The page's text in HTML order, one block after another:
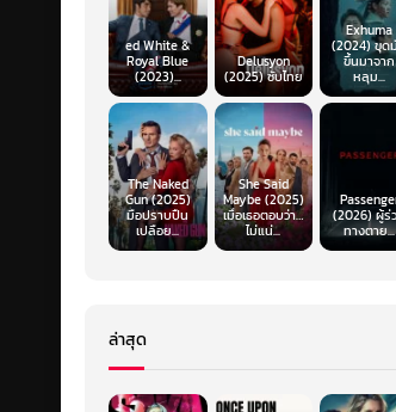
ed White &
Royal Blue
(2023)...
Delusyon
(2025) ซับไทย
Exhuma
(2024) ขุด
ขึ้นมาจาก
หลุม...
The Naked
Gun (2025)
มือปราบปืน
เปลือย...
She Said
Maybe (2025)
เมื่อเธอตอบว่า…
ไม่แน่...
(2026) ผู้ร่
ทางตาย...
ล่าสุด